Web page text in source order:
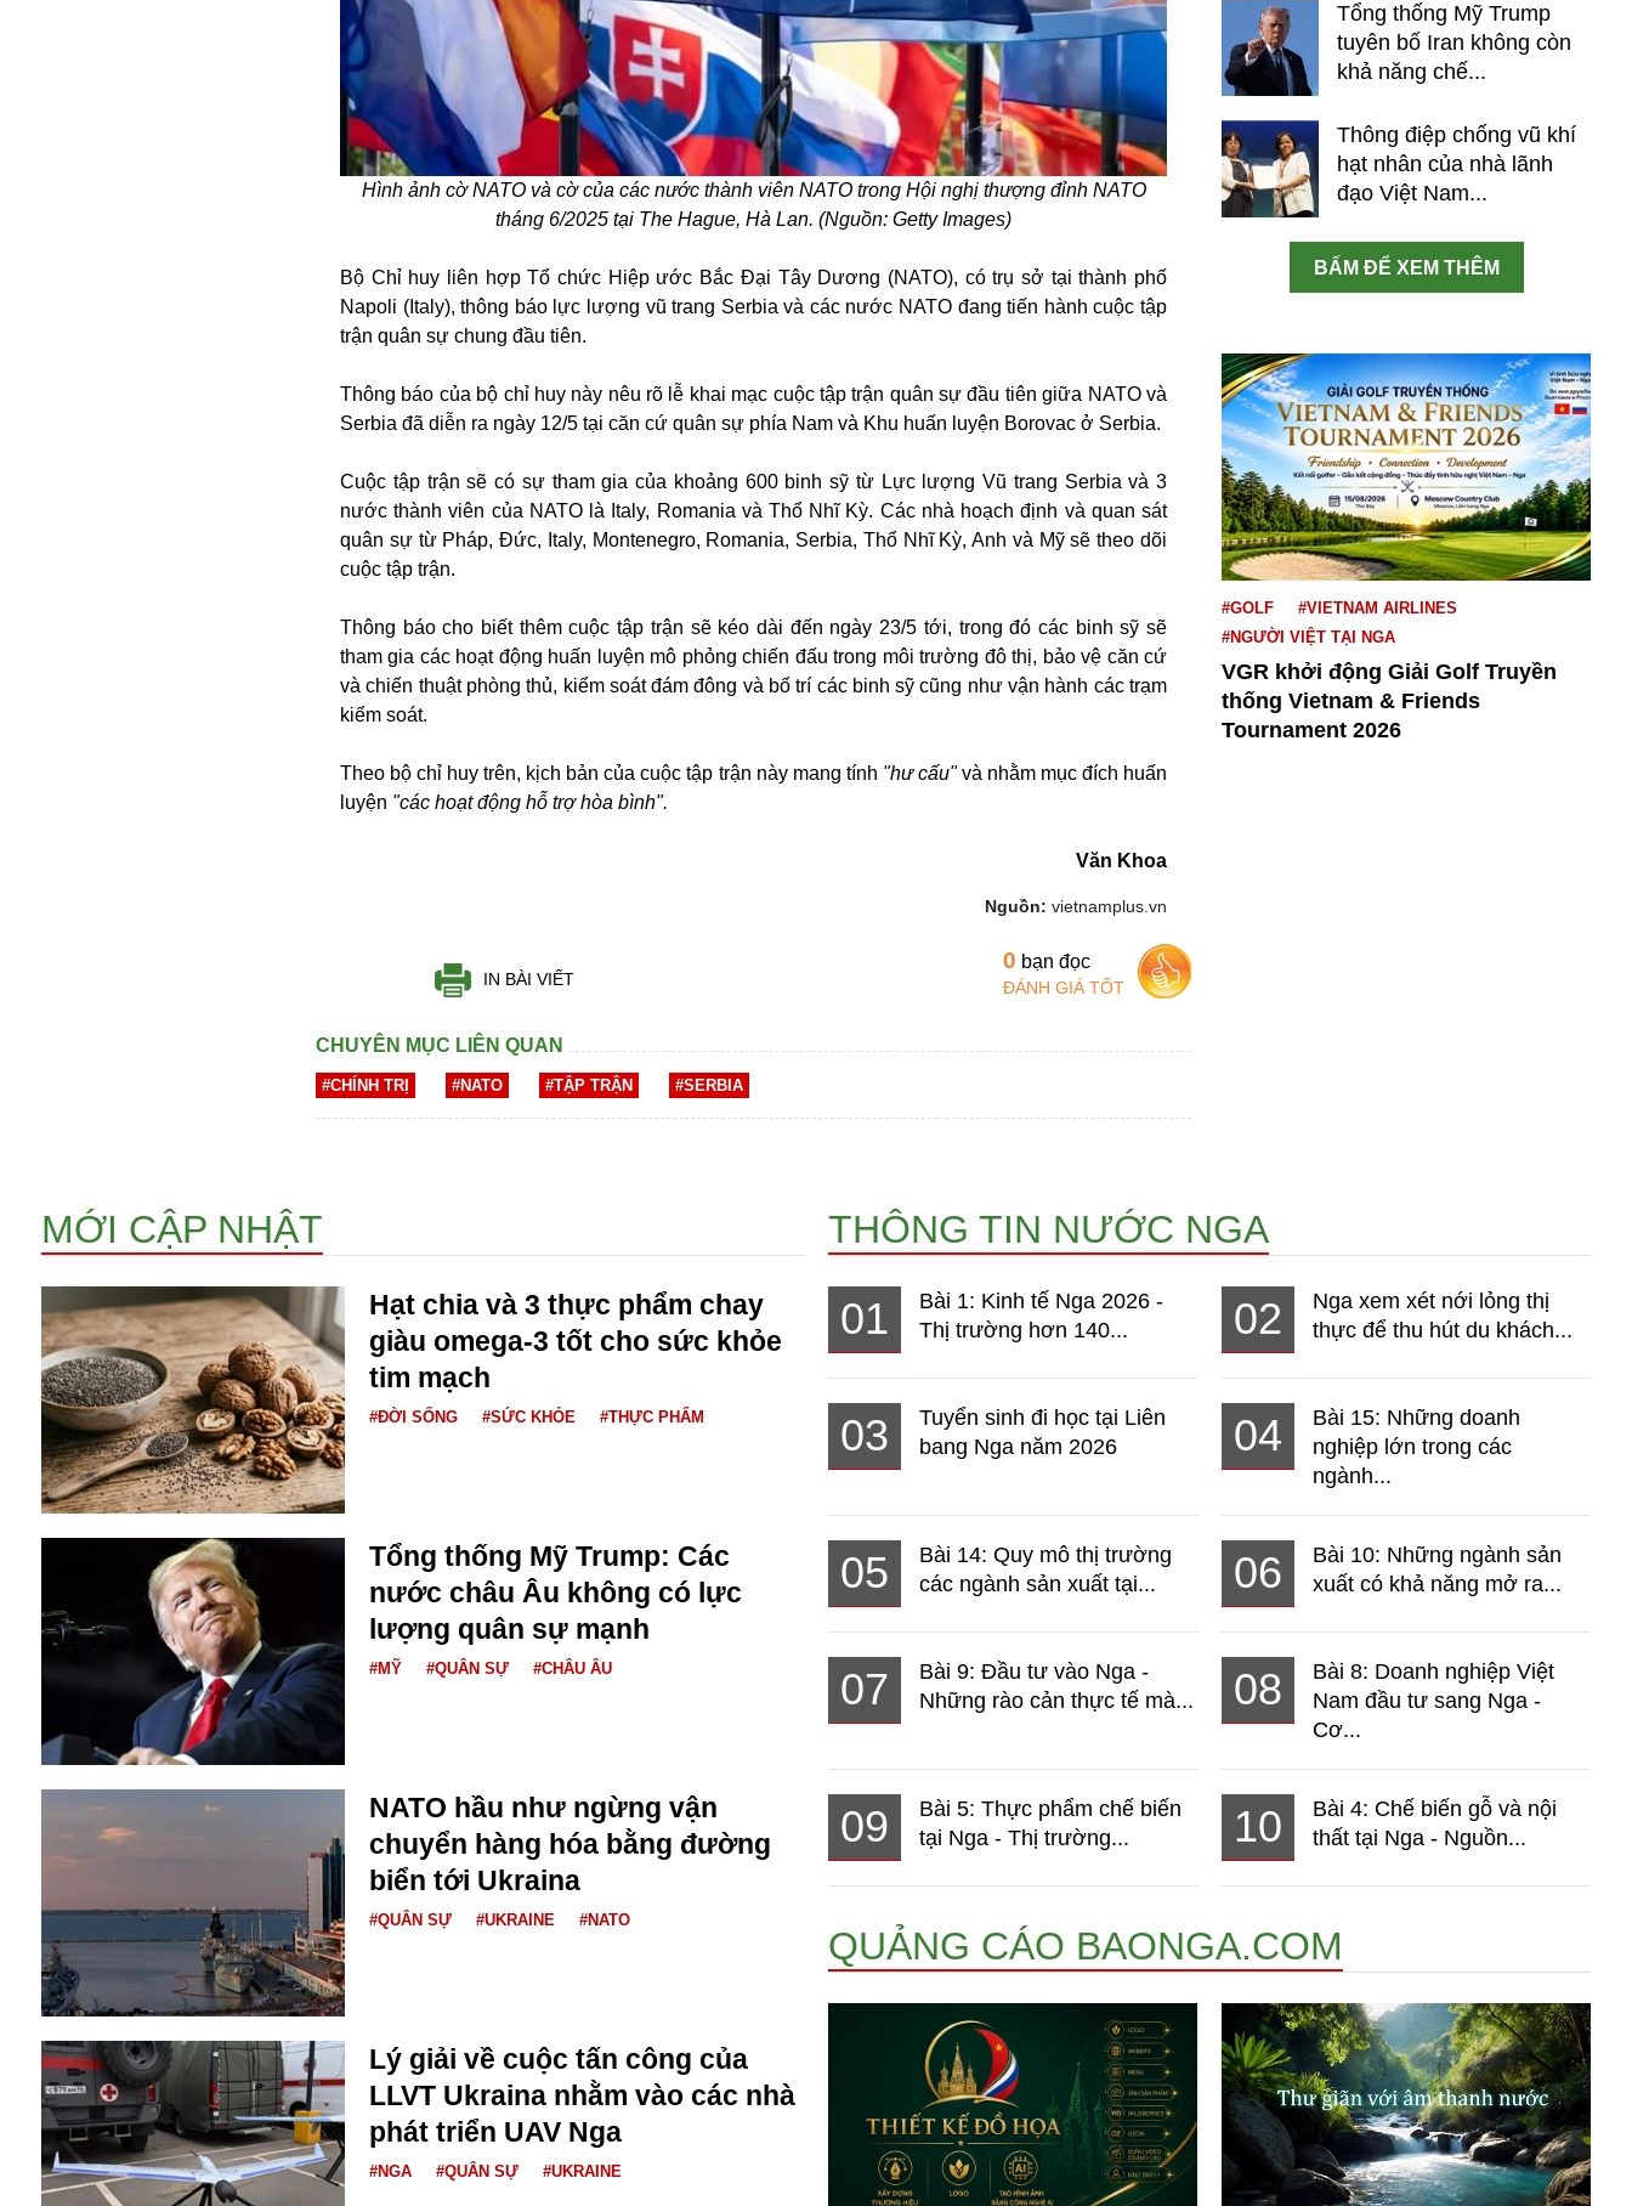
Bộ Y tế
Bão tuyết
Bệnh viện
Bản quyền
Bảo tàng
Blockchain
Bộ Ngoại giao
Bình Dương
Biển Đen
Boeing
Baikal
Bakhmut
Chính trị
Công nghệ
Chuyện hay
Cuộc sống quanh ta
Casino
Chiến tranh thương mại
Chi hội phụ nữ TTTM Mátxcơva
Chợ Vòm
Cảnh sát
Cấm bay
Cao tốc
Canada
Hình ảnh cờ NATO và cờ của các nước thành viên NATO trong Hội nghị thượng đỉnh NATO
tháng 6/2025 tại The Hague, Hà Lan. (Nguồn: Getty Images)
Bộ Chỉ huy liên hợp Tổ chức Hiệp ước Bắc Đại Tây Dương (NATO), có trụ sở tại thành phố
Napoli (Italy), thông báo lực lượng vũ trang Serbia và các nước NATO đang tiến hành cuộc tập
trận quân sự chung đầu tiên.
Thông báo của bộ chỉ huy này nêu rõ lễ khai mạc cuộc tập trận quân sự đầu tiên giữa NATO và
Serbia đã diễn ra ngày 12/5 tại căn cứ quân sự phía Nam và Khu huấn luyện Borovac ở Serbia.
Cuộc tập trận sẽ có sự tham gia của khoảng 600 binh sỹ từ Lực lượng Vũ trang Serbia và 3
nước thành viên của NATO là Italy, Romania và Thổ Nhĩ Kỳ. Các nhà hoạch định và quan sát
quân sự từ Pháp, Đức, Italy, Montenegro, Romania, Serbia, Thổ Nhĩ Kỳ, Anh và Mỹ sẽ theo dõi
cuộc tập trận.
Thông báo cho biết thêm cuộc tập trận sẽ kéo dài đến ngày 23/5 tới, trong đó các binh sỹ sẽ
tham gia các hoạt động huấn luyện mô phỏng chiến đấu trong môi trường đô thị, bảo vệ căn cứ
và chiến thuật phòng thủ, kiểm soát đám đông và bố trí các binh sỹ cũng như vận hành các trạm
kiểm soát.
Theo bộ chỉ huy trên, kịch bản của cuộc tập trận này mang tính "hư cấu"và nhằm mục đích huấn
luyện "các hoạt động hỗ trợ hòa bình".
Văn Khoa
Nguồn: vietnamplus.vn
IN BÀI VIẾT
0 bạn đọc
ĐÁNH GIÁ TỐT
CHUYÊN MỤC LIÊN QUAN
#CHÍNH TRỊ #NATO #TẬP TRẬN #SERBIA
Tổng thống Mỹ Trump
tuyên bố Iran không còn
khả năng chế...
Thông điệp chống vũ khí
hạt nhân của nhà lãnh
đạo Việt Nam...
BẤM ĐỂ XEM THÊM
#GOLF
#VIETNAM AIRLINES
#NGƯỜI VIỆT TẠI NGA
VGR khởi động Giải Golf Truyền
thống Vietnam & Friends
Tournament 2026
MỚI CẬP NHẬT
Hạt chia và 3 thực phẩm chay
giàu omega-3 tốt cho sức khỏe
tim mạch
#ĐỜI SỐNG #SỨC KHỎE #THỰC PHẨM
Tổng thống Mỹ Trump: Các
nước châu Âu không có lực
lượng quân sự mạnh
#MỸ #QUÂN SỰ #CHÂU ÂU
NATO hầu như ngừng vận
chuyển hàng hóa bằng đường
biển tới Ukraina
#QUÂN SỰ #UKRAINE #NATO
Lý giải về cuộc tấn công của
LLVT Ukraina nhằm vào các nhà
phát triển UAV Nga
#NGA #QUÂN SỰ #UKRAINE
THÔNG TIN NƯỚC NGA
01
Bài 1: Kinh tế Nga 2026 -
Thị trường hơn 140...
02
Nga xem xét nới lỏng thị
thực để thu hút du khách...
03
Tuyển sinh đi học tại Liên
bang Nga năm 2026
04
Bài 15: Những doanh
nghiệp lớn trong các
ngành...
05
Bài 14: Quy mô thị trường
các ngành sản xuất tại...
06
Bài 10: Những ngành sản
xuất có khả năng mở ra...
07
Bài 9: Đầu tư vào Nga -
Những rào cản thực tế mà...
08
Bài 8: Doanh nghiệp Việt
Nam đầu tư sang Nga -
Cơ...
09
Bài 5: Thực phẩm chế biến
tại Nga - Thị trường...
10
Bài 4: Chế biến gỗ và nội
thất tại Nga - Nguồn...
QUẢNG CÁO BAONGA.COM